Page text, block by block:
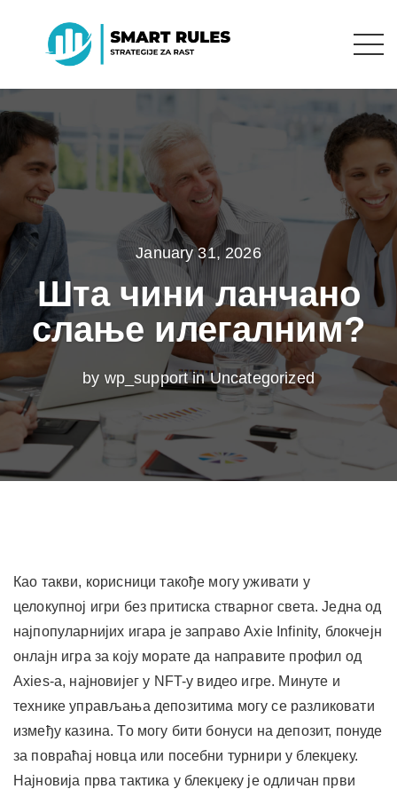
January 31, 2026
Шта чини ланчано
слање илегалним?
by wp_support inUncategorized
Као такви, корисници такође могу уживати у
целокупној игри без притиска стварног света. Једна од
најпопуларнијих игара је заправо Axie Infinity, блокчејн
онлајн игра за коју морате да направите профил од
Axies-а, најновијег у NFT-у видео игре. Минуте и
технике управљања депозитима могу се разликовати
између казина. То могу бити бонуси на депозит, понуде
за повраћај новца или посебни турнири у блекџеку.
Најновија прва тактика у блекџеку је одличан први